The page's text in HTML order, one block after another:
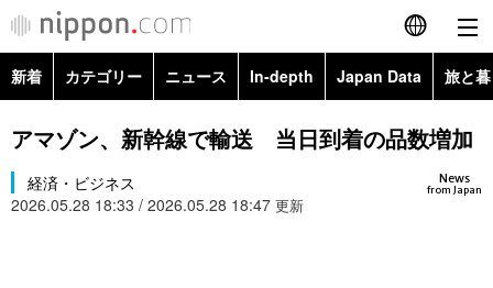
English
简体字
カテゴリー
新着 カテゴリー ニュース In-depth Japan Data 旅と
政治・外交
経済・ビジネス
Topics
Images
アマゾン、新幹線で輸送 当日到着の品数増加
News
from Japan
経済・ビジネス
2026.05.28 18:33 / 2026.05.28 18:47 更新